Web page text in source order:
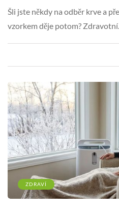
Šli jste někdy na odběr krve a
vzorkem děje potom?
ZDRAVÍ